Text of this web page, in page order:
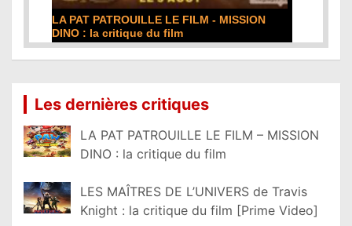
LA PAT PATROUILLE LE FILM - MISSION
DINO : la critique du film
Les dernières critiques
LA PAT PATROUILLE LE FILM – MISSION
DINO : la critique du film
LES MAÎTRES DE L’UNIVERS de Travis
Knight : la critique du film [Prime Video]